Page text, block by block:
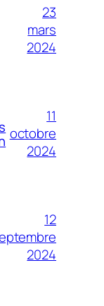
23
mars
2024
11
octobre
2024
12
2024